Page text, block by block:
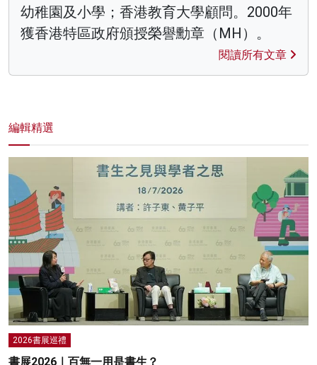
幼稚園及小學；香港教育大學顧問。2000年
獲香港特區政府頒授榮譽勳章（MH）。
閱讀所有文章
編輯精選
2026書展巡禮
書展2026｜百無一用是書生？